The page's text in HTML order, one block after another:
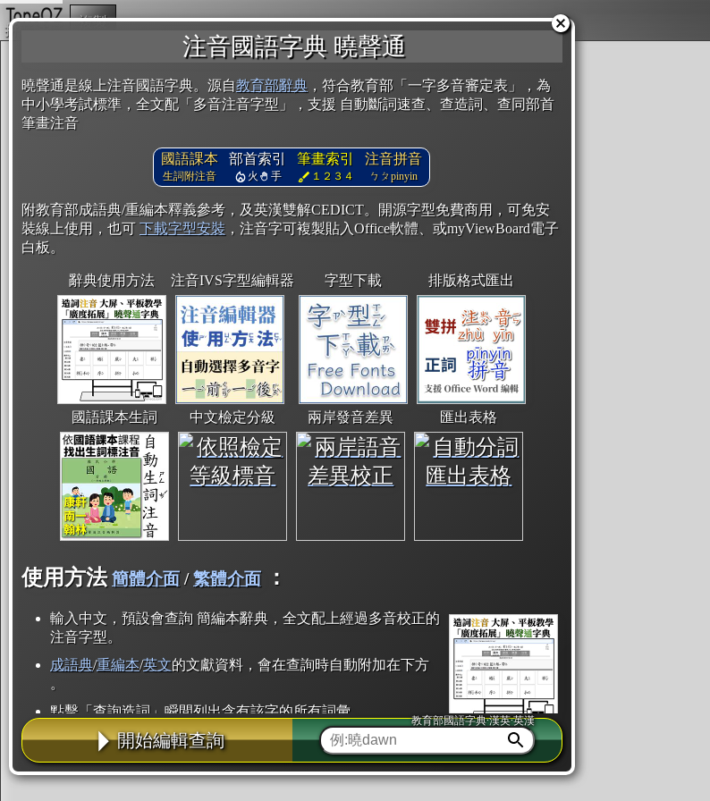
注音國語字典 曉聲通
曉聲通是線上注音國語字典。源自教育部辭典 ，符合教育部「一字多音審定表」，為
中小學考試標準，全文配「多音注音字型」，支援 自動斷詞速查、查造詞、查同部首
筆畫注音
國語課本
生詞附注音
部首索引
火 手
筆畫索引
１２３４
注音拼音
ㄅㄆpinyin
附教育部成語典/重編本釋義參考，及英漢雙解CEDICT。開源字型免費商用，可免安
裝線上使用，也可 下載字型安裝 ，注音字可複製貼入Office軟體、或myViewBoard電子
白板。
辭典使用方法 注音IVS字型編輯器 字型下載 排版格式匯出
國語課本生詞 中文檢定分級 兩岸發音差異 匯出表格
使用方法 簡體介面/繁體介面 ：
輸入中文，預設會查詢 簡編本辭典，全文配上經過多音校正的
注音字型。
成語典/重編本/英文的文獻資料，會在查詢時自動附加在下方
。
點擊「查詢造詞」瞬間列出含有該字的所有詞彙。
點「部首」瞬間列出所有「同部首字」。也支援查詢「同注音」或「同筆畫」。
辭典解釋的全文都經過自動斷詞，點擊便可瞬間「連續查詢」此字詞的解釋，不
用手動重複輸入。
開始編輯查詢
教育部國語字典·漢英·英漢
複製